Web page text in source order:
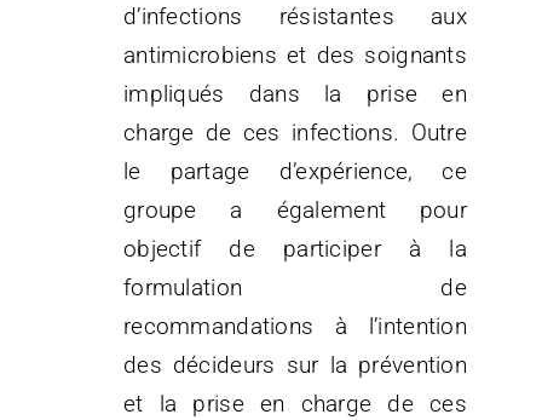
d’infections résistantes aux
antimicrobiens et des soignants
impliqués dans la prise en
charge de ces infections. Outre
le partage d’expérience, ce
groupe a également pour
objectif de participer à la
formulation de
recommandations à l’intention
des décideurs sur la prévention
et la prise en charge de ces